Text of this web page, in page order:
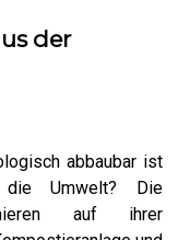
der
abbaubar ist
Umwelt? Die
auf ihrer